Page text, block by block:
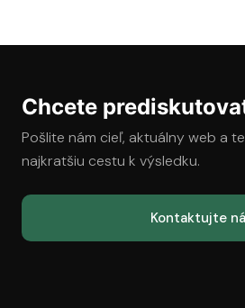
Chcete
Pošlite nám cieľ, aktuálny web a
najkratšiu cestu k výsledku.
Kontaktujte